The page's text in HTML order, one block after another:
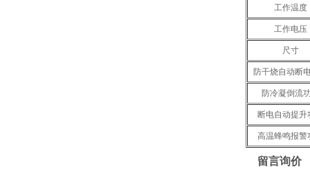
工作温度
工作电压
尺寸
防干烧自动断
防冷凝倒流
断电自动提升
高温蜂鸣报警
留言询价